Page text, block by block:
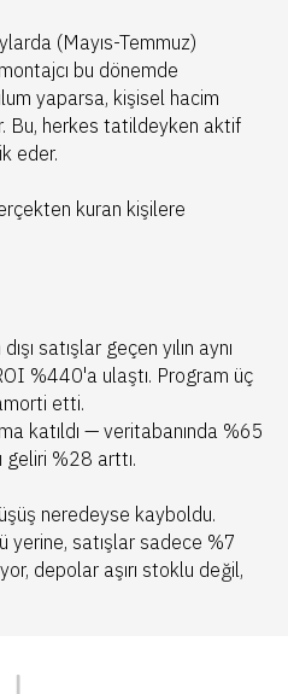
(Mayıs-Temmuz)
bu dönemde
yaparsa, kişisel hacim
Bu, herkes tatildeyken aktif
eder.
kuran kişilere
satışlar geçen yılın aynı
%440'a ulaştı. Program üç
etti.
katıldı — veritabanında %65
geliri %28 arttı.
neredeyse kayboldu.
satışlar sadece %7
depolar aşırı stoklu değil,